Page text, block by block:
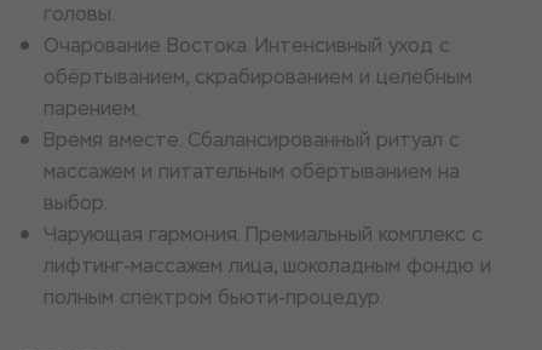
головы.
Очарование Востока. Интенсивный уход с
обёртыванием, скрабированием и целебным
парением.
Время вместе. Сбалансированный ритуал с
массажем и питательным обёртыванием на
выбор.
Чарующая гармония. Премиальный комплекс с
лифтинг-массажем лица, шоколадным фондю и
полным спектром бьюти-процедур.